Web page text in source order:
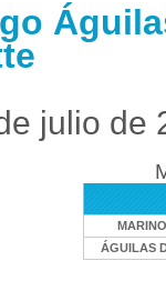
julio de
ÁGUILAS